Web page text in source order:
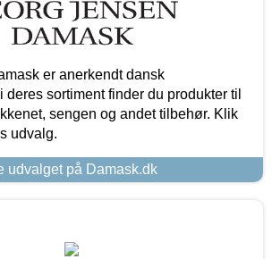
er anerkendt dansk
deres sortiment finder du produkter til
sengen og andet tilbehør. Klik
udvalg.
udvalget på Damask.dk